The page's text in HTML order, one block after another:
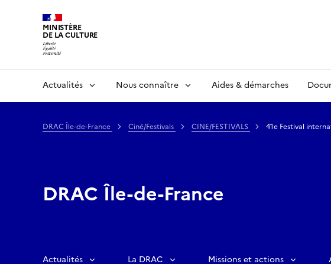
MINISTÈRE
DE LA CULTURE
Actualités Nous connaître Aides & démarches
DRAC Île-de-France Ciné/Festivals CINE/FESTIVALS 41e Festival
DRAC Île-de-France
Actualités La DRAC Missions et actions